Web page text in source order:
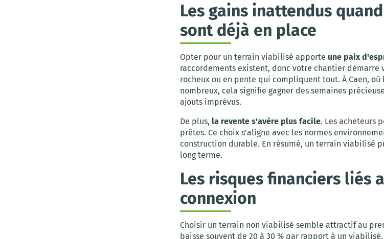
Les gains inattendus
sont déjà en place
Opter pour un terrain viabilisé apporte une paix
raccordements existent, donc votre chantier démarre
rocheux ou en pente qui compliquent tout. À Caen,
nombreux, cela signifie gagner des semaines
ajouts imprévus.
De plus, la revente s'avère plus facile. Les acheteurs
prêtes. Ce choix s'aligne avec les normes
construction durable. En résumé, un terrain viabilisé
long terme.
Les risques financiers liés
connexion
Choisir un terrain non viabilisé semble attractif au
baisse souvent de 20 à 30 % par rapport à un